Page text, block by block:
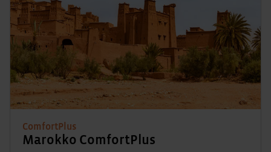
ComfortPlus
Marokko ComfortPlus